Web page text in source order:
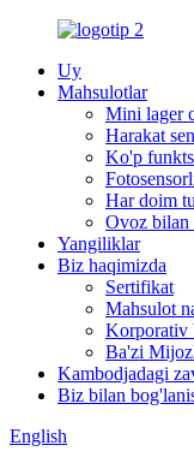
Uy
Mahsulotlar
Mini lager
Harakat
Ko'p
Har doim
Ovoz bilan
Yangiliklar
Biz haqimizda
Sertifikat
Mahsulot
Korporativ
Ba'zi
Kambodjadagi
Biz bilan
English